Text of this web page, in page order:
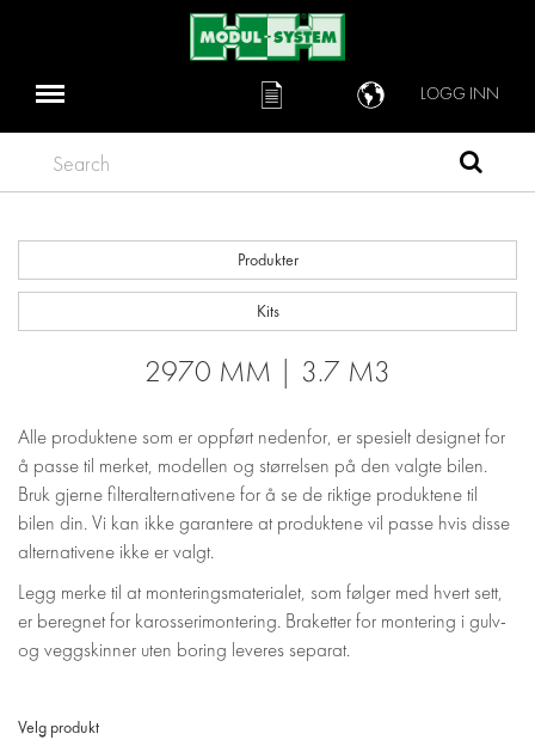
LOGG INN
Search
Produkter
Kits
2970 MM | 3.7 M3
Alle produktene som er oppført nedenfor, er spesielt designet for
å passe til merket, modellen og størrelsen på den valgte bilen.
Bruk gjerne filteralternativene for å se de riktige produktene til
bilen din. Vi kan ikke garantere at produktene vil passe hvis disse
alternativene ikke er valgt.
Legg merke til at monteringsmaterialet, som følger med hvert sett,
er beregnet for karosserimontering. Braketter for montering i gulv-
og veggskinner uten boring leveres separat.
Velg produkt